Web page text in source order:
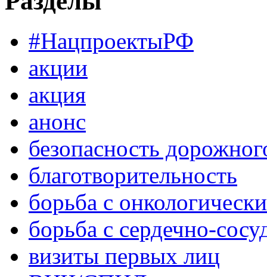
#НацпроектыРФ
акции
акция
анонс
безопасность
благотворительность
борьба с
борьба с сердечно-
визиты первых лиц